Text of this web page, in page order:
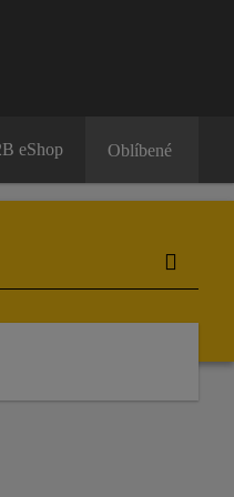
eShop Oblíbené